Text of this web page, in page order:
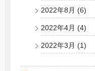
2022年8月 (6)
2022年4月 (4)
2022年3月 (1)